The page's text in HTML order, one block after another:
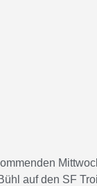
auf den SF